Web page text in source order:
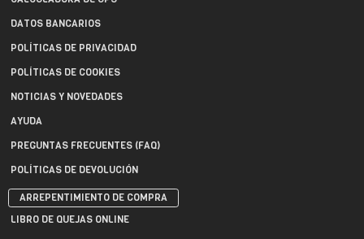
DATOS BANCARIOS
POLÍTICAS DE PRIVACIDAD
POLÍTICAS DE COOKIES
NOTICIAS Y NOVEDADES
AYUDA
PREGUNTAS FRECUENTES (FAQ)
POLÍTICAS DE DEVOLUCIÓN
ARREPENTIMIENTO DE COMPRA
LIBRO DE QUEJAS ONLINE